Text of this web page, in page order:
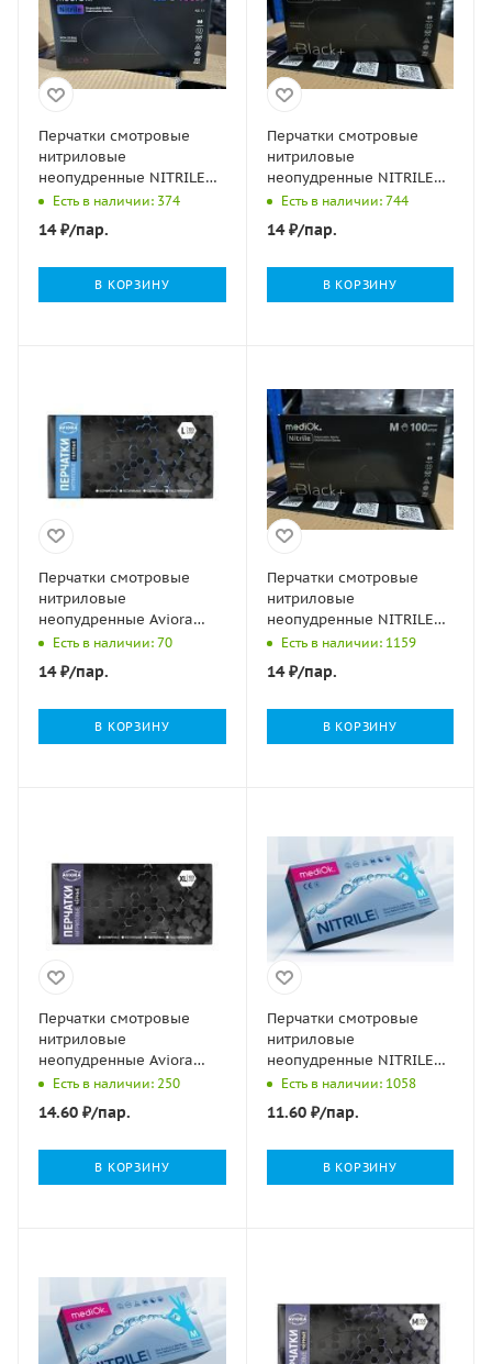
Перчатки смотровые
нитриловые
неопудренные NITRILE
SPACE черные L 50/500
Есть в наличии: 374
14₽/пар.
В КОРЗИНУ
Перчатки смотровые
нитриловые
неопудренные NITRILE
SPACE черные M 50/500
Есть в наличии: 744
14₽/пар.
В КОРЗИНУ
Перчатки смотровые
нитриловые
неопудренные Aviora
голубые L 4гр 50/500
Есть в наличии: 70
14₽/пар.
В КОРЗИНУ
Перчатки смотровые
нитриловые
неопудренные NITRILE
SPACE черные S 50/500
Есть в наличии: 1159
14₽/пар.
В КОРЗИНУ
Перчатки смотровые
нитриловые
неопудренные Aviora
черные XL 4 гр 50/500
Есть в наличии: 250
14.60 ₽/пар.
В КОРЗИНУ
Перчатки смотровые
нитриловые
неопудренные NITRILE
OPTIMA голубые L
50/1000
Есть в наличии: 1058
11.60₽/пар.
В КОРЗИНУ